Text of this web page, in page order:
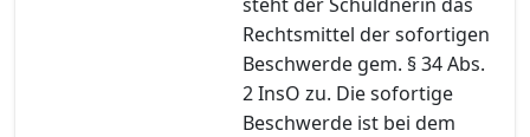
Rechtsmittel der sofortigen
Beschwerde gem. § 34 Abs.
2 InsO zu. Die sofortige
Beschwerde ist bei dem